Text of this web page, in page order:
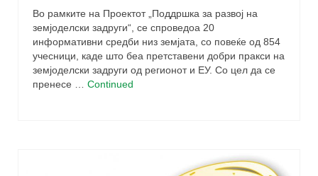
Во рамките на Проектот „Поддршка за развој на
земјоделски задруги“, се спроведоа 20
информативни средби низ земјата, со повеќе од 854
учесници, каде што беа претставени добри пракси на
земјоделски задруги од регионот и ЕУ. Со цел да се
пренесе … Continued